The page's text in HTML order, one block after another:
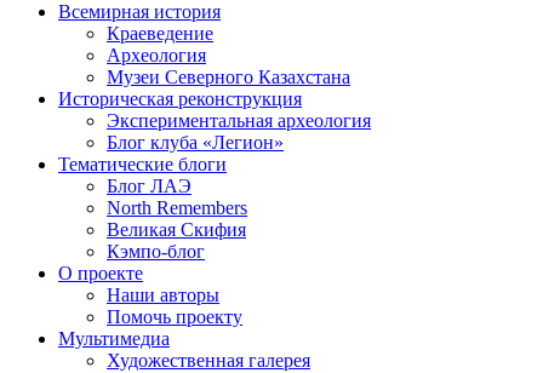
Всемирная история
Краеведение
Археология
Музеи Северного Казахстана
Историческая реконструкция
Экспериментальная археология
Блог клуба «Легион»
Тематические блоги
Блог ЛАЭ
North Remembers
Великая Скифия
Кэмпо-блог
О проекте
Наши авторы
Помочь проекту
Мультимедиа
Художественная галерея